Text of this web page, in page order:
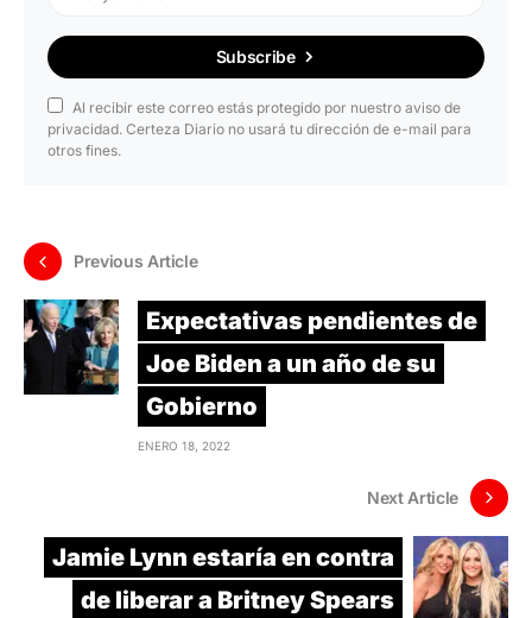
Subscribe
Al recibir este correo estás protegido por nuestro aviso de
privacidad. Certeza Diario no usará tu dirección de e-mail para
otros fines.
Previous Article
Expectativas pendientes de
Joe Biden a un año de su
Gobierno
ENERO 18, 2022
Next Article
Jamie Lynn estaría en contra
de liberar a Britney Spears